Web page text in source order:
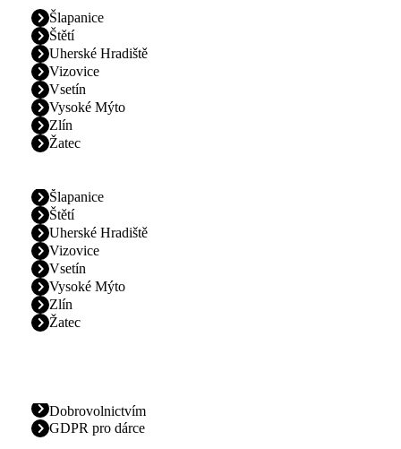
Šlapanice
Štětí
Uherské Hradiště
Vizovice
Vsetín
Vysoké Mýto
Zlín
Žatec
Šlapanice
Štětí
Uherské Hradiště
Vizovice
Vsetín
Vysoké Mýto
Zlín
Žatec
Dobrovolnictvím
GDPR pro dárce